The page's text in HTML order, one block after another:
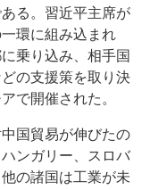
る。習近平主席が
環に組み込まれ
乗り込み、相手国
の支援策を取り決
で開催された。
国貿易が伸びたの
ンガリー、スロバ
の諸国は工業が未